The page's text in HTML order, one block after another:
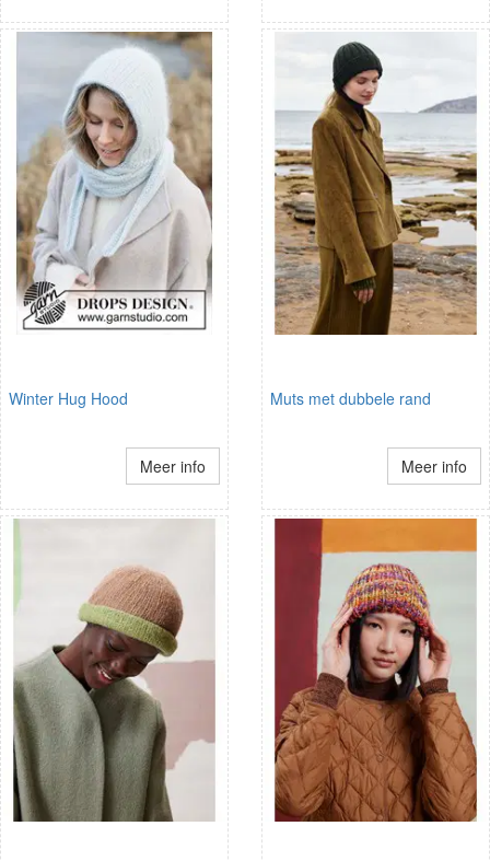
Winter Hug Hood
Meer info
Muts met dubbele rand
Meer info